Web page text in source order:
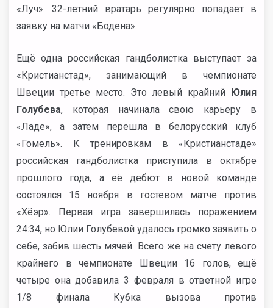
«Луч». 32-летний вратарь регулярно попадает в
заявку на матчи «Бодена».
Ещё одна российская гандболистка выступает за
«Кристианстад», занимающий в чемпионате
Швеции третье место. Это левый крайний Юлия
Голубева, которая начинала свою карьеру в
«Ладе», а затем перешла в белорусский клуб
«Гомель». К тренировкам в «Кристианстаде»
российская гандболистка приступила в октябре
прошлого года, а её дебют в новой команде
состоялся 15 ноября в гостевом матче против
«Хёэр». Первая игра завершилась поражением
24:34, но Юлии Голубевой удалось громко заявить о
себе, забив шесть мячей. Всего же на счету левого
крайнего в чемпионате Швеции 16 голов, ещё
четыре она добавила 3 февраля в ответной игре
1/8 финала Кубка вызова против